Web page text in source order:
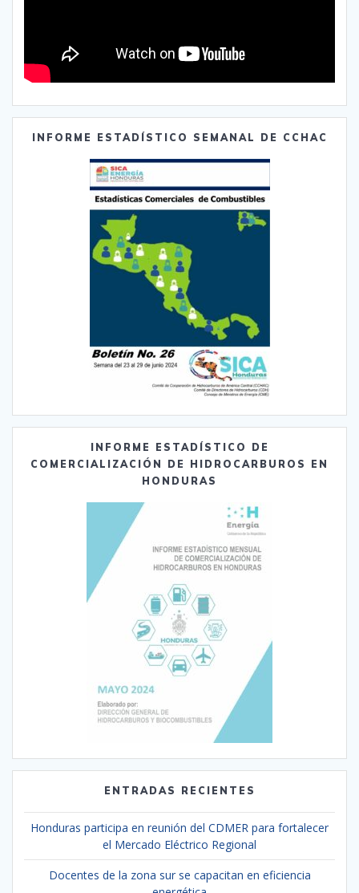
INFORME ESTADÍSTICO SEMANAL DE CCHAC
INFORME ESTADÍSTICO DE
COMERCIALIZACIÓN DE HIDROCARBUROS EN
HONDURAS
ENTRADAS RECIENTES
Honduras participa en reunión del CDMER para fortalecer
el Mercado Eléctrico Regional
Docentes de la zona sur se capacitan en eficiencia